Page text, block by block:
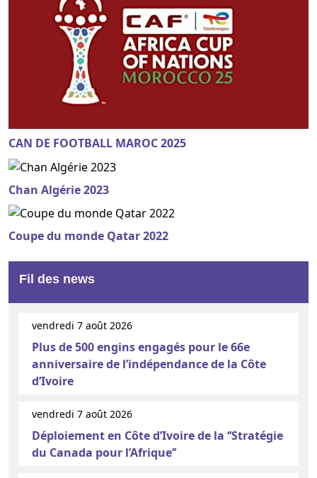
CAN DE FOOTBALL MAROC 2025
Chan Algérie 2023
Coupe du monde Qatar 2022
Fil des news
vendredi 7 août 2026
Plus de 500 engins engagés pour le 66e
anniversaire de l’indépendance de la Côte
d’Ivoire
vendredi 7 août 2026
Déploiement en Côte d’Ivoire de la ‘‘Stratégie
du Canada pour l’Afrique’’